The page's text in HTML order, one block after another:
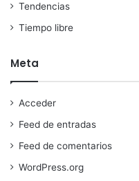
Tendencias
Tiempo libre
Meta
Acceder
Feed de entradas
Feed de comentarios
WordPress.org